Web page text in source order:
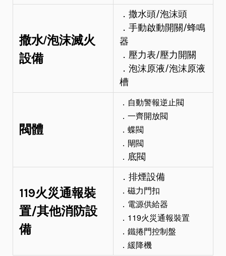
撒水/泡沫滅火
設備
．撒水頭/泡沫頭
．手動啟動開關/蜂鳴
器
．壓力表/壓力開關
．泡沫原液/泡沫原液
槽
閥體
．自動警報逆止閥
．一齊開放閥
．蝶閥
．閘閥
． 底閥
119火災通報裝
置/其他消防設
備
． 排煙設備
．磁力門扣
．電源供給器
．119火災通報裝置
．鐵捲門控制盤
．緩降機